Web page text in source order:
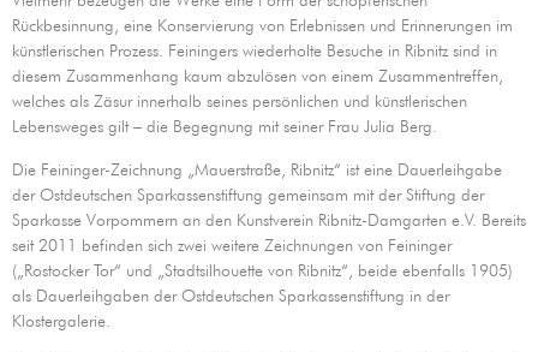
Rückbesinnung, eine Konservierung von Erlebnissen und Erinnerungen im
künstlerischen Prozess. Feiningers wiederholte Besuche in Ribnitz sind in
diesem Zusammenhang kaum abzulösen von einem Zusammentreffen,
welches als Zäsur innerhalb seines persönlichen und künstlerischen
Lebensweges gilt – die Begegnung mit seiner Frau Julia Berg.
Die Feininger-Zeichnung „Mauerstraße, Ribnitz“ ist eine Dauerleihgabe
der Ostdeutschen Sparkassenstiftung gemeinsam mit der Stiftung der
Sparkasse Vorpommern an den Kunstverein Ribnitz-Damgarten e.V. Bereits
seit 2011 befinden sich zwei weitere Zeichnungen von Feininger
(„Rostocker Tor“ und „Stadtsilhouette von Ribnitz“, beide ebenfalls 1905)
als Dauerleihgaben der Ostdeutschen Sparkassenstiftung in der
Klostergalerie.